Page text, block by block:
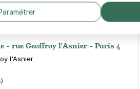
- rue Geoffroy l'Asnier - Paris 4
l'Asnier